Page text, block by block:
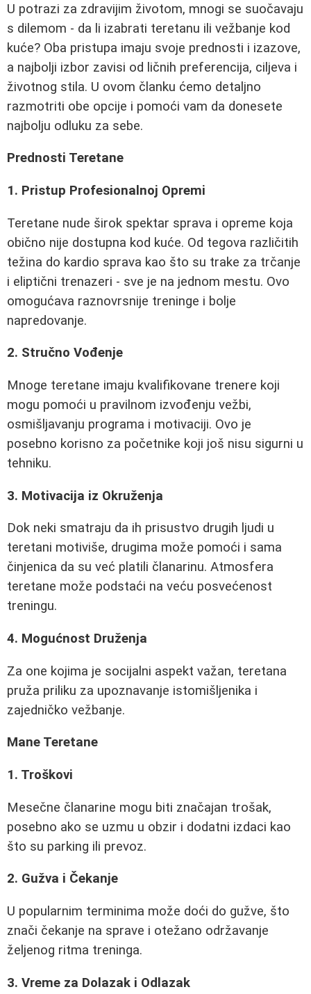
U potrazi za zdravijim životom, mnogi se suočavaju
s dilemom - da li izabrati teretanu ili vežbanje kod
kuće? Oba pristupa imaju svoje prednosti i izazove,
a najbolji izbor zavisi od ličnih preferencija, ciljeva i
životnog stila. U ovom članku ćemo detaljno
razmotriti obe opcije i pomoći vam da donesete
najbolju odluku za sebe.
Prednosti Teretane
1. Pristup Profesionalnoj Opremi
Teretane nude širok spektar sprava i opreme koja
obično nije dostupna kod kuće. Od tegova različitih
težina do kardio sprava kao što su trake za trčanje
i eliptični trenazeri - sve je na jednom mestu. Ovo
omogućava raznovrsnije treninge i bolje
napredovanje.
2. Stručno Vođenje
Mnoge teretane imaju kvalifikovane trenere koji
mogu pomoći u pravilnom izvođenju vežbi,
osmišljavanju programa i motivaciji. Ovo je
posebno korisno za početnike koji još nisu sigurni u
tehniku.
3. Motivacija iz Okruženja
Dok neki smatraju da ih prisustvo drugih ljudi u
teretani motiviše, drugima može pomoći i sama
činjenica da su već platili članarinu. Atmosfera
teretane može podstaći na veću posvećenost
treningu.
4. Mogućnost Druženja
Za one kojima je socijalni aspekt važan, teretana
pruža priliku za upoznavanje istomišljenika i
zajedničko vežbanje.
Mane Teretane
1. Troškovi
Mesečne članarine mogu biti značajan trošak,
posebno ako se uzmu u obzir i dodatni izdaci kao
što su parking ili prevoz.
2. Gužva i Čekanje
U popularnim terminima može doći do gužve, što
znači čekanje na sprave i otežano održavanje
željenog ritma treninga.
3. Vreme za Dolazak i Odlazak